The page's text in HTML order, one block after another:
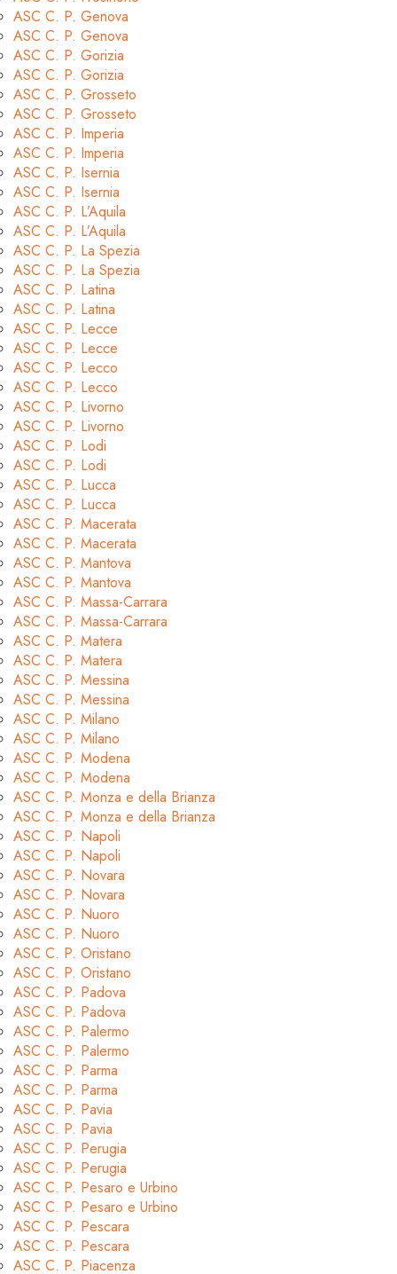
ASC C. P. Genova
ASC C. P. Genova
ASC C. P. Gorizia
ASC C. P. Gorizia
ASC C. P. Grosseto
ASC C. P. Grosseto
ASC C. P. Imperia
ASC C. P. Imperia
ASC C. P. Isernia
ASC C. P. Isernia
ASC C. P. L’Aquila
ASC C. P. L’Aquila
ASC C. P. La Spezia
ASC C. P. La Spezia
ASC C. P. Latina
ASC C. P. Latina
ASC C. P. Lecce
ASC C. P. Lecce
ASC C. P. Lecco
ASC C. P. Lecco
ASC C. P. Livorno
ASC C. P. Livorno
ASC C. P. Lodi
ASC C. P. Lodi
ASC C. P. Lucca
ASC C. P. Lucca
ASC C. P. Macerata
ASC C. P. Macerata
ASC C. P. Mantova
ASC C. P. Mantova
ASC C. P. Massa-Carrara
ASC C. P. Massa-Carrara
ASC C. P. Matera
ASC C. P. Matera
ASC C. P. Messina
ASC C. P. Messina
ASC C. P. Milano
ASC C. P. Milano
ASC C. P. Modena
ASC C. P. Modena
ASC C. P. Monza e della Brianza
ASC C. P. Monza e della Brianza
ASC C. P. Napoli
ASC C. P. Napoli
ASC C. P. Novara
ASC C. P. Novara
ASC C. P. Nuoro
ASC C. P. Nuoro
ASC C. P. Oristano
ASC C. P. Oristano
ASC C. P. Padova
ASC C. P. Padova
ASC C. P. Palermo
ASC C. P. Palermo
ASC C. P. Parma
ASC C. P. Parma
ASC C. P. Pavia
ASC C. P. Pavia
ASC C. P. Perugia
ASC C. P. Perugia
ASC C. P. Pesaro e Urbino
ASC C. P. Pesaro e Urbino
ASC C. P. Pescara
ASC C. P. Pescara
ASC C. P. Piacenza